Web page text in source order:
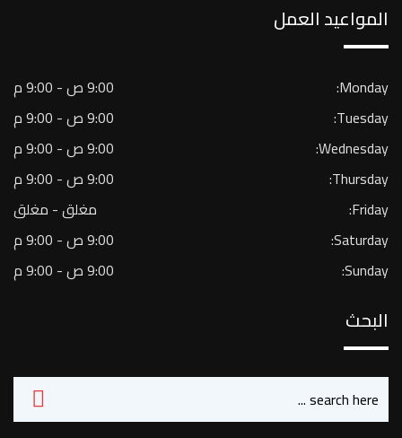
المواعيد العمل
Monday:
9:00 ص - 9:00 م
Tuesday:
9:00 ص - 9:00 م
Wednesday:
9:00 ص - 9:00 م
Thursday:
9:00 ص - 9:00 م
Friday:
مغلق - مغلق
Saturday:
9:00 ص - 9:00 م
Sunday:
9:00 ص - 9:00 م
البحث